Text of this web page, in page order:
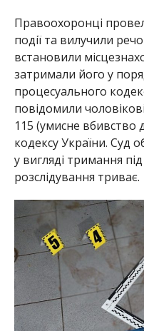
Правоохоронці
події та вилучили
встановили
затримали його у
процесуального
повідомили
115 (умисне вбивство
кодексу України. Суд
у вигляді тримання
розслідування триває.